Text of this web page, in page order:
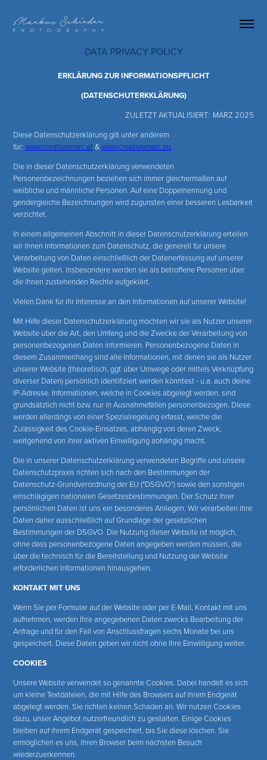
DATA PRIVACY POLICY
ERKLÄRUNG ZUR INFORMATIONSPFLICHT
(DATENSCHUTERKKLÄRUNG)
ZULETZT AKTUALISIERT: MÄRZ 2025
Diese Datenschutzerklärung gilt unter anderem
für:www.creativemarc.at&www.creativemarc.eu
Die in dieser Datenschutzerklärung verwendeten
Personenbezeichnungen beziehen sich immer gleichermaßen auf
weibliche und männliche Personen. Auf eine Doppelnennung und
gendergleiche Bezeichnungen wird zugunsten einer besseren Lesbarkeit
verzichtet.
In einem allgemeinen Abschnitt in dieser Datenschutzerklärung erteilen
wir ihnen Informationen zum Datenschutz, die generell für unsere
Verarbeitung von Daten einschließlich der Datenerfassung auf unserer
Website gelten. Insbesondere werden sie als betroffene Personen über
die ihnen zustehenden Rechte aufgeklärt.
Vielen Dank für ihr Interesse an den Informationen auf unserer Website!
Mit Hilfe dieser Datenschutzerklärung möchten wir sie als Nutzer unserer
Website über die Art, den Umfang und die Zwecke der Verarbeitung von
personenbezogenen Daten informieren. Personenbezogene Daten in
diesem Zusammenhang sind alle Informationen, mit denen sie als Nutzer
unserer Website (theoretisch, ggf. über Umwege oder mittels Verknüpfung
diverser Daten) persönlich identifiziert werden könntest - u.a. auch deine
IP-Adresse. Informationen, welche in Cookies abgelegt werden, sind
grundsätzlich nicht bzw. nur in Ausnahmefällen personenbezogen. Diese
werden allerdings von einer Spezialregelung erfasst, welche die
Zulässigkeit des Cookie-Einsatzes, abhängig von deren Zweck,
weitgehend von ihrer aktiven Einwilligung abhängig macht.
Die in unserer Datenschutzerklärung verwendeten Begriffe und unsere
Datenschutzpraxis richten sich nach den Bestimmungen der
Datenschutz-Grundverordnung der EU ("DSGVO") sowie den sonstigen
einschlägigen nationalen Gesetzesbestimmungen. Der Schutz ihrer
persönlichen Daten ist uns ein besonderes Anliegen. Wir verarbeiten ihre
Daten daher ausschließlich auf Grundlage der gesetzlichen
Bestimmungen der DSGVO. Die Nutzung dieser Website ist möglich,
ohne dass personenbezogene Daten angegeben werden müssen, die
über die technisch für die Bereitstellung und Nutzung der Website
erforderlichen Informationen hinausgehen.
KONTAKT MIT UNS
Wenn Sie per Formular auf der Website oder per E-Mail, Kontakt mit uns
aufnehmen, werden Ihre angegebenen Daten zwecks Bearbeitung der
Anfrage und für den Fall von Anschlussfragen sechs Monate bei uns
gespeichert. Diese Daten geben wir nicht ohne Ihre Einwilligung weiter.
COOKIES
Unsere Website verwendet so genannte Cookies. Dabei handelt es sich
um kleine Textdateien, die mit Hilfe des Browsers auf ihrem Endgerät
abgelegt werden. Sie richten keinen Schaden an.Wir nutzen Cookies
dazu, unser Angebot nutzerfreundlich zu gestalten. Einige Cookies
bleiben auf ihrem Endgerät gespeichert, bis Sie diese löschen. Sie
ermöglichen es uns, ihren Browser beim nächsten Besuch
wiederzuerkennen.